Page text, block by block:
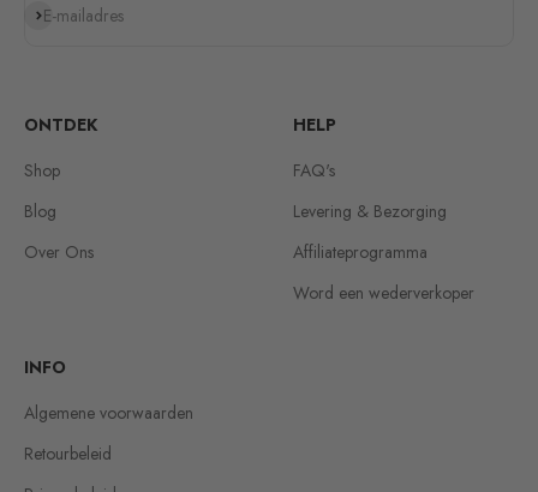
E-mailadres
Abonneren
ONTDEK
Shop
Blog
Over Ons
HELP
FAQ's
Levering & Bezorging
Affiliateprogramma
Word een wederverkoper
INFO
Algemene voorwaarden
Retourbeleid